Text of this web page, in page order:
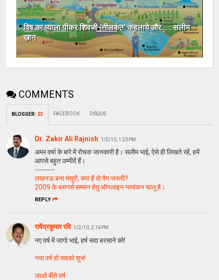
विष का प्याला पीकर शिवजी 'नीलकंठ' कहलाये और... : सलीम
ख़ान
COMMENTS
BLOGGER: 23 FACEBOOK DISQUS
Dr. Zakir Ali Rajnish 1/2/10, 1:23 PM
अम्ल वर्षा के बारे में रोचक जानकारी है। सलीम भाई, ऐसे ही लिखते रहें, हमें
आपसे बहुत उम्मीदें हैं।
--------
लखनऊ बना मंसूरी, क्या हैं दो पैग जरूरी?
2009 के ब्लागर्स सम्मान हेतु ऑनलाइन नामांकन चालू है।
REPLY
रावेंद्रकुमार रवि 1/2/10, 2:16 PM
नए वर्ष में जागो भाई, हर्ष सदा बरसाने को!
नया वर्ष हो सबको शुभ!
जाओ बीते वर्ष